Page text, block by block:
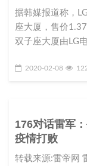
据韩媒报道称，
座大厦，售价
双子座大厦由LG
2020-02-08
176对话雷军
疫情打败
转载来源:雷帝网